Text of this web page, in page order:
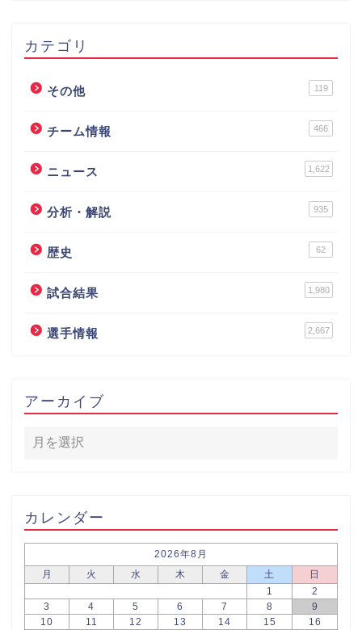
カテゴリ
その他 119
チーム情報 466
ニュース 1,622
分析・解説 935
歴史 62
試合結果 1,980
選手情報 2,667
アーカイブ
カレンダー
2026年8月
月
火 水 木 金 土
日
1
2
3
4 5 6 7 8
9
10
11 12 13 14 15
16